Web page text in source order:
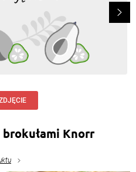
Odpowiedz
zapiekanka:)
Knorr